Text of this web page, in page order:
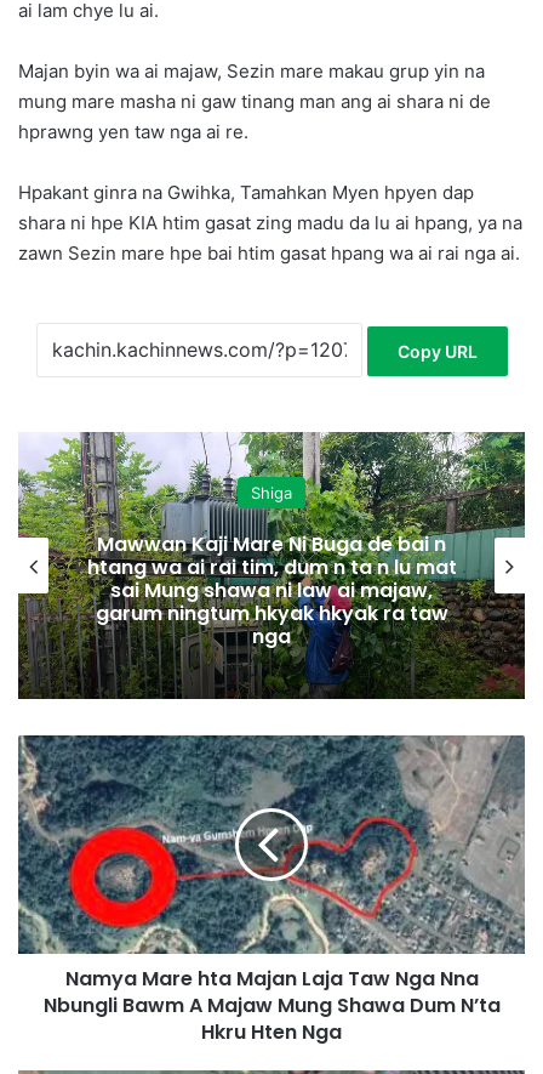
ai lam chye lu ai.
Majan byin wa ai majaw, Sezin mare makau grup yin na
mung mare masha ni gaw tinang man ang ai shara ni de
hprawng yen taw nga ai re.
Hpakant ginra na Gwihka, Tamahkan Myen hpyen dap
shara ni hpe KIA htim gasat zing madu da lu ai hpang, ya na
zawn Sezin mare hpe bai htim gasat hpang wa ai rai nga ai.
Copy URL
Shiga
Mawwan Kaji Mare Ni Buga de bai n
htang wa ai rai tim, dum n ta n lu mat
sai Mung shawa ni law ai majaw,
garum ningtum hkyak hkyak ra taw
nga
N
a
m
y
a
M
a
r
e
Namya Mare hta Majan Laja Taw Nga Nna
Nbungli Bawm A Majaw Mung Shawa Dum N’ta
Hkru Hten Nga